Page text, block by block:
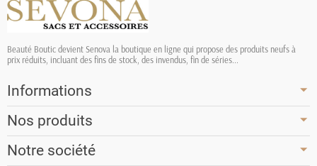
Beauté Boutic devient Senova la boutique en ligne qui propose des produits neufs à
prix réduits, incluant des fins de stock, des invendus, fin de séries...
Informations
Nos produits
Notre société